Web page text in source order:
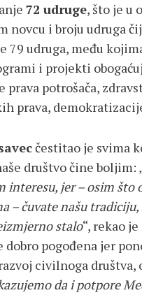
72 udruge, što je u
novcu i broju udruga
79 udruga, među
i projekti
prava potrošača,
prava,
čestitao je svima
društvo čine boljim:
jer – osim što
– čuvate našu
stalo“, rekao
dobro pogođena jer
civilnoga
da i potpore